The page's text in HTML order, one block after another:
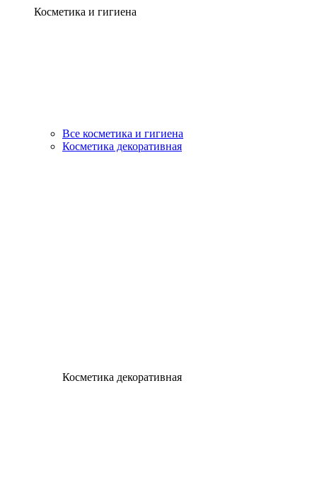
Косметика и гигиена
Все косметика и гигиена
Косметика декоративная
Косметика декоративная